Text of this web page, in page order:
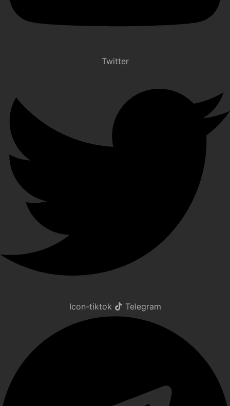
Twitter
Icon-tiktok Telegram